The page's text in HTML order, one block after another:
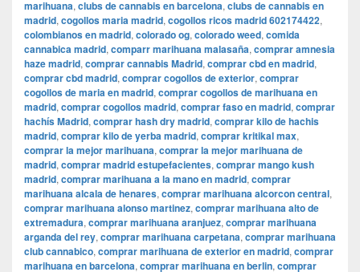
marihuana, clubs de cannabis en barcelona, clubs de cannabis en
madrid, cogollos maria madrid, cogollos ricos madrid 602174422,
colombianos en madrid, colorado og, colorado weed, comida
cannabica madrid, comparr marihuana malasaña, comprar amnesia
haze madrid, comprar cannabis Madrid, comprar cbd en madrid,
comprar cbd madrid, comprar cogollos de exterior, comprar
cogollos de maria en madrid, comprar cogollos de marihuana en
madrid, comprar cogollos madrid, comprar faso en madrid, comprar
hachís Madrid, comprar hash dry madrid, comprar kilo de hachis
madrid, comprar kilo de yerba madrid, comprar kritikal max,
comprar la mejor marihuana, comprar la mejor marihuana de
madrid, comprar madrid estupefacientes, comprar mango kush
madrid, comprar marihuana a la mano en madrid, comprar
marihuana alcala de henares, comprar marihuana alcorcon central,
comprar marihuana alonso martinez, comprar marihuana alto de
extremadura, comprar marihuana aranjuez, comprar marihuana
arganda del rey, comprar marihuana carpetana, comprar marihuana
club cannabico, comprar marihuana de exterior en madrid, comprar
marihuana en barcelona, comprar marihuana en berlin, comprar